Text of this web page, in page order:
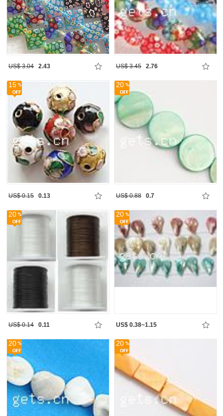
US$ 3.04 2.43 US$ 3.45 2.76
15
US$ 0.15 0.13
20
US$ 0.88 0.7
20
US$ 0.14 0.11
20
US$ 0.38~1.15
20 20